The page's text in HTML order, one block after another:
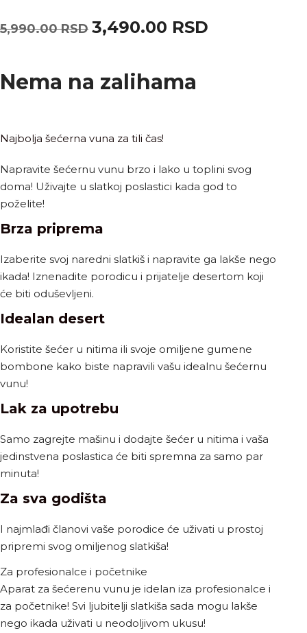
5,990.00RSD 3,490.00 RSD
Nema na zalihama
Najbolja šećerna vuna za tili čas!
Napravite šećernu vunu brzo i lako u toplini svog
doma! Uživajte u slatkoj poslastici kada god to
poželite!
Brza priprema
Izaberite svoj naredni slatkiš i napravite ga lakše nego
ikada! Iznenadite porodicu i prijatelje desertom koji
će biti oduševljeni.
Idealan desert
Koristite šećer u nitima ili svoje omiljene gumene
bombone kako biste napravili vašu idealnu šećernu
vunu!
Lak za upotrebu
Samo zagrejte mašinu i dodajte šećer u nitima i vaša
jedinstvena poslastica će biti spremna za samo par
minuta!
Za sva godišta
I najmlađi članovi vaše porodice će uživati u prostoj
pripremi svog omiljenog slatkiša!
Za profesionalce i početnike
Aparat za šećerenu vunu je idelan iza profesionalce i
za početnike! Svi ljubitelji slatkiša sada mogu lakše
nego ikada uživati u neodoljivom ukusu!